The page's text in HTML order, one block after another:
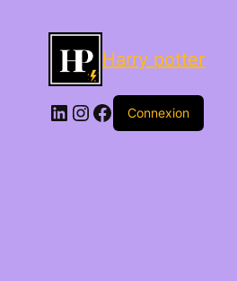
Harry potter
Connexion